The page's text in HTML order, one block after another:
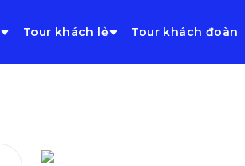
Tour khách lẻ Tour khách đoàn